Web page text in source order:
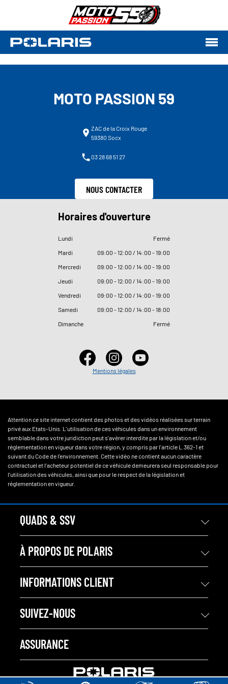
MOTO PASSION 59
ZAC de la Croix Rouge
59380 Socx
03 28 68 51 27
NOUS CONTACTER
Horaires d'ouverture
Lundi
Fermé
Mardi
09:00 - 12:00 / 14:00 - 19:00
Mercredi
09:00 - 12:00 / 14:00 - 19:00
Jeudi
09:00 - 12:00 / 14:00 - 19:00
Vendredi
09:00 - 12:00 / 14:00 - 19:00
Samedi
09:00 - 12:00 / 14:00 - 18:00
Dimanche
Fermé
Mentions légales
Attention ce site internet contient des photos et des vidéos réalisées sur terrain
privé aux Etats-Unis. L'utilisation de ces véhicules dans un environnement
semblable dans votre juridiction peut s'avérer interdite par la législation et/ou
réglementation en vigueur dans votre région, y compris par l'article L.362-1 et
suivant du Code de l'environnement. Cette vidéo ne contient aucun caractère
contractuel et l'acheteur potentiel de ce véhicule demeurera seul responsable pour
l'utilisation des véhicules, ainsi que pour le respect de la législation et
réglementation en vigueur.
QUADS & SSV
À PROPOS DE POLARIS
INFORMATIONS CLIENT
SUIVEZ-NOUS
ASSURANCE